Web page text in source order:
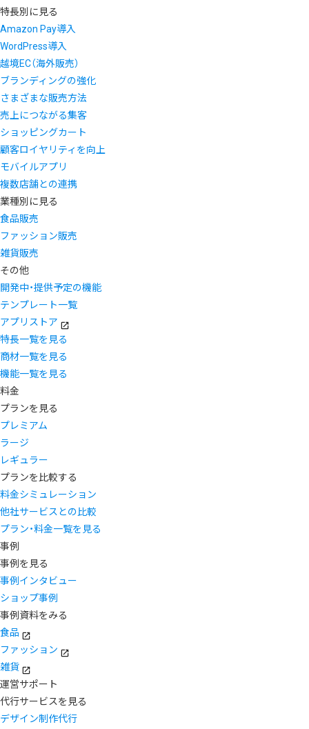
特長別に見る
Amazon Pay導入
WordPress導入
越境EC（海外販売）
ブランディングの強化
さまざまな販売方法
売上につながる集客
ショッピングカート
顧客ロイヤリティを向上
モバイルアプリ
複数店舗との連携
業種別に見る
食品販売
ファッション販売
雑貨販売
その他
開発中・提供予定の機能
テンプレート一覧
アプリストア
特長一覧を見る
商材一覧を見る
機能一覧を見る
料金
プランを見る
プレミアム
ラージ
レギュラー
プランを比較する
料金シミュレーション
他社サービスとの比較
プラン・料金一覧を見る
事例
事例を見る
事例インタビュー
ショップ事例
事例資料をみる
食品
ファッション
雑貨
運営サポート
代行サービスを見る
デザイン制作代行